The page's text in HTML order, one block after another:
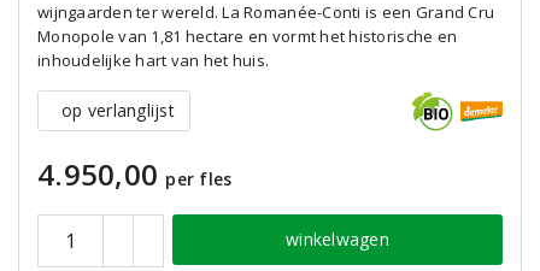
wijngaarden ter wereld. La Romanée-Conti is een Grand Cru
Monopole van 1,81 hectare en vormt het historische en
inhoudelijke hart van het huis.
op verlanglijst
4.950,00 per fles
winkelwagen